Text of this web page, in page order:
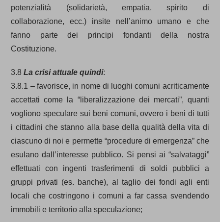
potenzialità (solidarietà, empatia, spirito di
collaborazione, ecc.) insite nell’animo umano e che
fanno parte dei principi fondanti della nostra
Costituzione.
3.8La crisi attuale quindi:
3.8.1 – favorisce, in nome di luoghi comuni acriticamente
accettati come la “liberalizzazione dei mercati”, quanti
vogliono speculare sui beni comuni, ovvero i beni di tutti
i cittadini che stanno alla base della qualità della vita di
ciascuno di noi e permette “procedure di emergenza” che
esulano dall’interesse pubblico. Si pensi ai “salvataggi”
effettuati con ingenti trasferimenti di soldi pubblici a
gruppi privati (es. banche), al taglio dei fondi agli enti
locali che costringono i comuni a far cassa svendendo
immobili e territorio alla speculazione;